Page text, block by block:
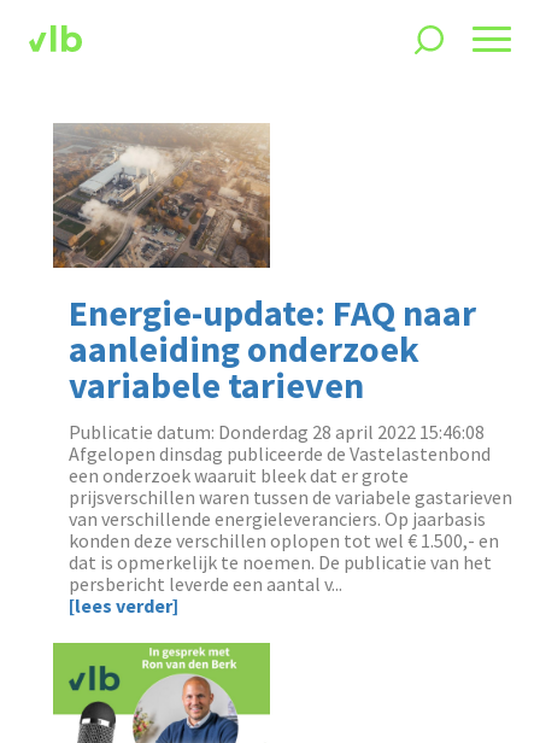
Energie-update: FAQ naar
aanleiding onderzoek
variabele tarieven
Publicatie datum: Donderdag 28 april 2022 15:46:08
Afgelopen dinsdag publiceerde de Vastelastenbond
een onderzoek waaruit bleek dat er grote
prijsverschillen waren tussen de variabele gastarieven
van verschillende energieleveranciers. Op jaarbasis
konden deze verschillen oplopen tot wel € 1.500,- en
dat is opmerkelijk te noemen. De publicatie van het
persbericht leverde een aantal v...
[lees verder]